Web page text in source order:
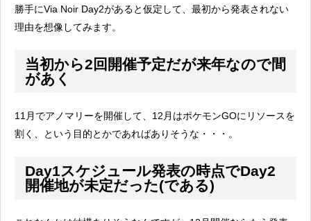
勝手にVia Noir Day2があると仮定して、最初から発表されない
理由を想像してみます。
当初から2回開催予定だが来年なので間
があく
11月でアノマリーを開催して、12月はポケモンGOにリソースを
割く、という目的とかであればありそうな・・・。
Day1スケジュール発表の時点でDay2
開催地が未定だった(である)